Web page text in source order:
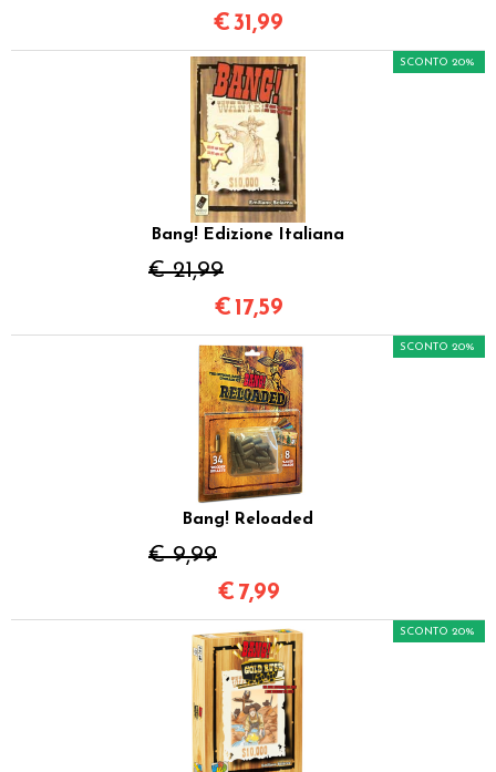
€31,99
Bang! Edizione Italiana
€ 21,99
SCONTO 20%
€ 17,59
Bang! Reloaded
€ 9,99
SCONTO 20%
€ 7,99
SCONTO 20%